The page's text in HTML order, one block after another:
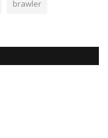
brawler